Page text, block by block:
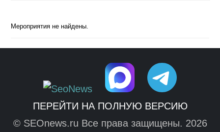
Мероприятия не найдены.
ПЕРЕЙТИ НА ПОЛНУЮ ВЕРСИЮ
© SEOnews.ru Все права защищены. 2026